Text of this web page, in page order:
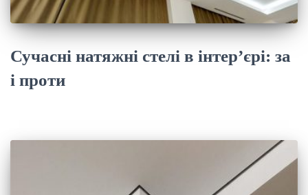
Сучасні натяжні стелі в інтер’єрі: за
і проти